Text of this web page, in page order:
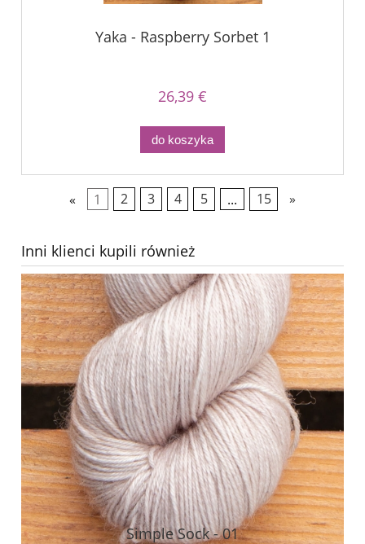
Yaka - Raspberry Sorbet 1
26,39 €
do koszyka
« 1 2 3 4 5 ... 15 »
Inni klienci kupili również
Simple Sock - 01